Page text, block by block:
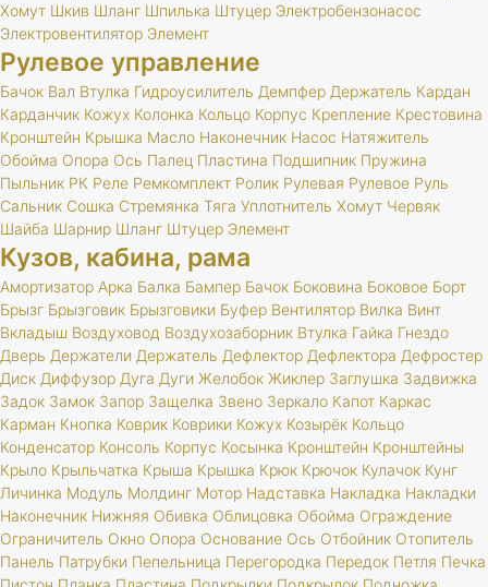
Хомут Шкив Шланг Шпилька Штуцер Электробензонасос
Электровентилятор Элемент
Рулевое управление
Бачок Вал Втулка Гидроусилитель Демпфер Держатель Кардан
Карданчик Кожух Колонка Кольцо Корпус Крепление Крестовина
Кронштейн Крышка Масло Наконечник Насос Натяжитель
Обойма Опора Ось Палец Пластина Подшипник Пружина
Пыльник РК Реле Ремкомплект Ролик Рулевая Рулевое Руль
Сальник Сошка Стремянка Тяга Уплотнитель Хомут Червяк
Шайба Шарнир Шланг Штуцер Элемент
Кузов, кабина, рама
Амортизатор Арка Балка Бампер Бачок Боковина Боковое Борт
Брызг Брызговик Брызговики Буфер Вентилятор Вилка Винт
Вкладыш Воздуховод Воздухозаборник Втулка Гайка Гнездо
Дверь Держатели Держатель Дефлектор Дефлектора Дефростер
Диск Диффузор Дуга Дуги Желобок Жиклер Заглушка Задвижка
Задок Замок Запор Защелка Звено Зеркало Капот Каркас
Карман Кнопка Коврик Коврики Кожух Козырёк Кольцо
Конденсатор Консоль Корпус Косынка Кронштейн Кронштейны
Крыло Крыльчатка Крыша Крышка Крюк Крючок Кулачок Кунг
Личинка Модуль Молдинг Мотор Надставка Накладка Накладки
Наконечник Нижняя Обивка Облицовка Обойма Ограждение
Ограничитель Окно Опора Основание Ось Отбойник Отопитель
Панель Патрубки Пепельница Перегородка Передок Петля Печка